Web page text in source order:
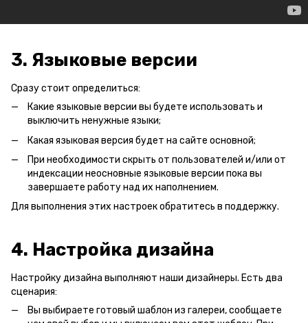
3. Языковые версии
Сразу стоит определиться:
Какие языковые версии вы будете использовать и
выключить ненужные языки;
Какая языковая версия будет на сайте основной;
При необходимости скрыть от пользователей и/или от
индексации неосновные языковые версии пока вы
завершаете работу над их наполнением.
Для выполнения этих настроек обратитесь в поддержку.
4. Настройка дизайна
Настройку дизайна выполняют наши дизайнеры. Есть два
сценария:
Вы выбираете готовый шаблон из галереи, сообщаете